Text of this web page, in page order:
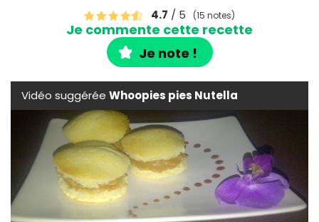
4.7 / 5 (15 notes)
Je commente cette recette
Je note !
Vidéo suggérée Whoopies pies Nutella